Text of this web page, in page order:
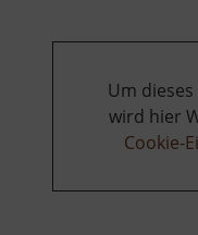
Um
wird hier
Cookie-